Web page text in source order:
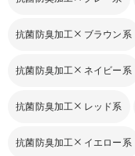
抗菌防臭加工 ブラウン系
抗菌防臭加工 ネイビー系
抗菌防臭加工 レッド系
抗菌防臭加工 イエロー系